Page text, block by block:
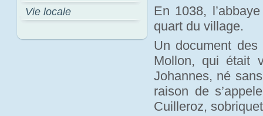
Vie locale
En 1038,
quart du village.
Un document des
Mollon, qui était
Johannes, né
raison de
Cuilleroz,